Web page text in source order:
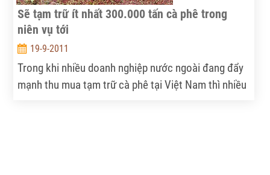
Sẽ tạm trữ ít nhất 300.000 tấn cà phê trong
niên vụ tới
19-9-2011
Trong khi nhiều doanh nghiệp nước ngoài đang đẩy
mạnh thu mua tạm trữ cà phê tại Việt Nam thì nhiều